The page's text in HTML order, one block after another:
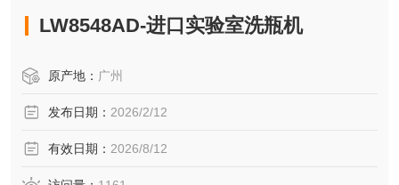
LW8548AD-进口实验室洗瓶机
原产地： 广州
发布日期： 2026/2/12
有效日期： 2026/8/12